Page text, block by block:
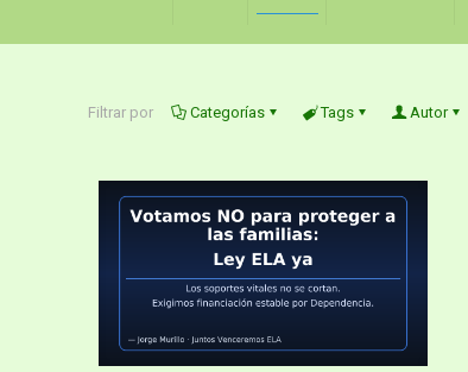
Filtrar por Categorías Tags Autor